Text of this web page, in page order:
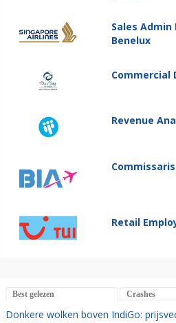
Sales Admin
Benelux
Commercial
Revenue
Commissaris
Retail
Best gelezen Crashes
Donkere wolken boven IndiGo: